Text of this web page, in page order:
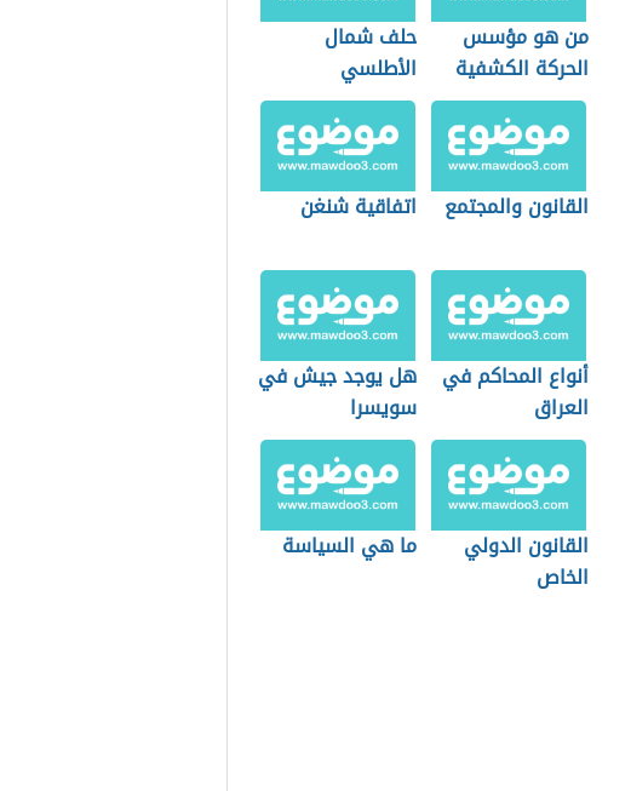
من هو مؤسس
الحركة الكشفية
حلف شمال
الأطلسي
القانون والمجتمع اتفاقية شنغن
أنواع المحاكم في
العراق
هل يوجد جيش في
سويسرا
القانون الدولي
الخاص
ما هي السياسة